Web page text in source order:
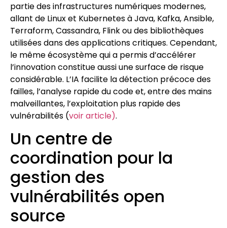
partie des infrastructures numériques modernes,
allant de Linux et Kubernetes à Java, Kafka, Ansible,
Terraform, Cassandra, Flink ou des bibliothèques
utilisées dans des applications critiques. Cependant,
le même écosystème qui a permis d’accélérer
l’innovation constitue aussi une surface de risque
considérable. L’IA facilite la détection précoce des
failles, l’analyse rapide du code et, entre des mains
malveillantes, l’exploitation plus rapide des
vulnérabilités (voir article).
Un centre de
coordination pour la
gestion des
vulnérabilités open
source